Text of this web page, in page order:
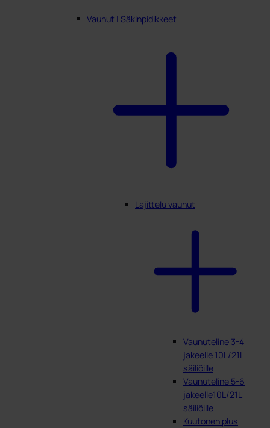
Vaunut | Säkinpidikkeet
Lajittelu vaunut
Vaunuteline 3-4
jakeelle 10L/21L
säiliöille
Vaunuteline 5-6
jakeelle10L/21L
säiliöille
Kuutonen plus